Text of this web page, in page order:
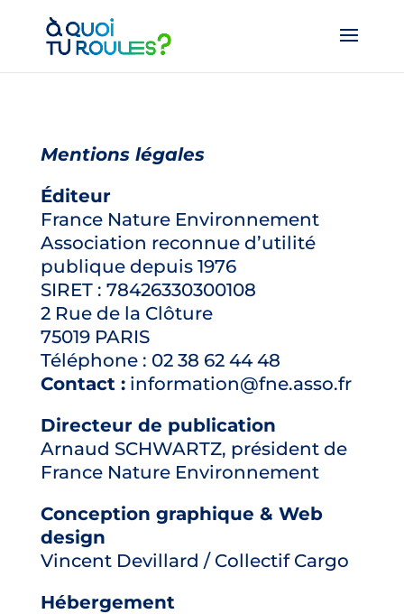
Mentions légales
Éditeur
France Nature Environnement
Association reconnue d’utilité
publique depuis 1976
SIRET : 78426330300108
2 Rue de la Clôture
75019 PARIS
Téléphone : 02 38 62 44 48
Contact :information@fne.asso.fr
Directeur de publication
Arnaud SCHWARTZ, président de
France Nature Environnement
Conception graphique & Web
design
Vincent Devillard / Collectif Cargo
Hébergement